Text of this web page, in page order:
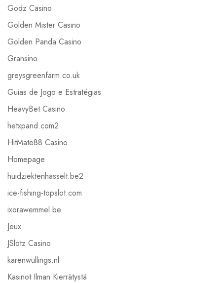
Godz Casino
Golden Mister Casino
Golden Panda Casino
Gransino
greysgreenfarm.co.uk
Guias de Jogo e Estratégias
HeavyBet Casino
hetxpand.com2
HitMate88 Casino
Homepage
huidziektenhasselt.be2
ice-fishing-topslot.com
ixorawemmel.be
Jeux
JSlotz Casino
karenwullings.nl
Kasinot Ilman Kierrätystä